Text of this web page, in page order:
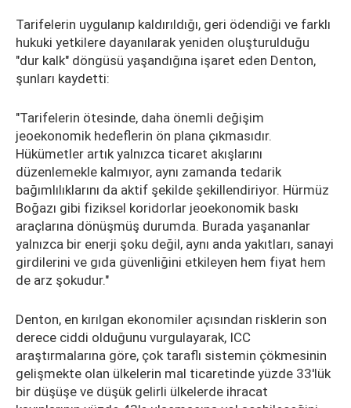
Tarifelerin uygulanıp kaldırıldığı, geri ödendiği ve farklı
hukuki yetkilere dayanılarak yeniden oluşturulduğu
"dur kalk" döngüsü yaşandığına işaret eden Denton,
şunları kaydetti:
"Tarifelerin ötesinde, daha önemli değişim
jeoekonomik hedeflerin ön plana çıkmasıdır.
Hükümetler artık yalnızca ticaret akışlarını
düzenlemekle kalmıyor, aynı zamanda tedarik
bağımlılıklarını da aktif şekilde şekillendiriyor. Hürmüz
Boğazı gibi fiziksel koridorlar jeoekonomik baskı
araçlarına dönüşmüş durumda. Burada yaşananlar
yalnızca bir enerji şoku değil, aynı anda yakıtları, sanayi
girdilerini ve gıda güvenliğini etkileyen hem fiyat hem
de arz şokudur."
Denton, en kırılgan ekonomiler açısından risklerin son
derece ciddi olduğunu vurgulayarak, ICC
araştırmalarına göre, çok taraflı sistemin çökmesinin
gelişmekte olan ülkelerin mal ticaretinde yüzde 33'lük
bir düşüşe ve düşük gelirli ülkelerde ihracat